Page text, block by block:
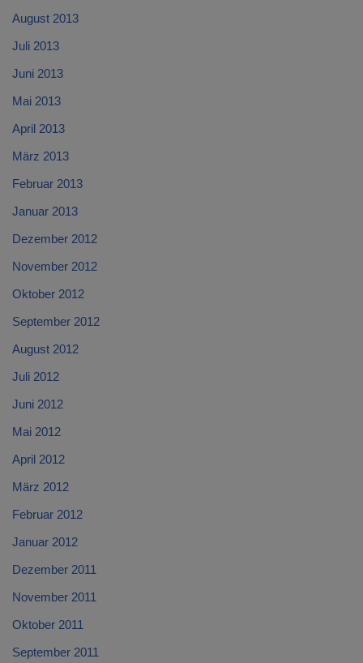
August 2013
Juli 2013
Juni 2013
Mai 2013
April 2013
März 2013
Februar 2013
Januar 2013
Dezember 2012
November 2012
Oktober 2012
September 2012
August 2012
Juli 2012
Juni 2012
Mai 2012
April 2012
März 2012
Februar 2012
Januar 2012
Dezember 2011
November 2011
Oktober 2011
September 2011